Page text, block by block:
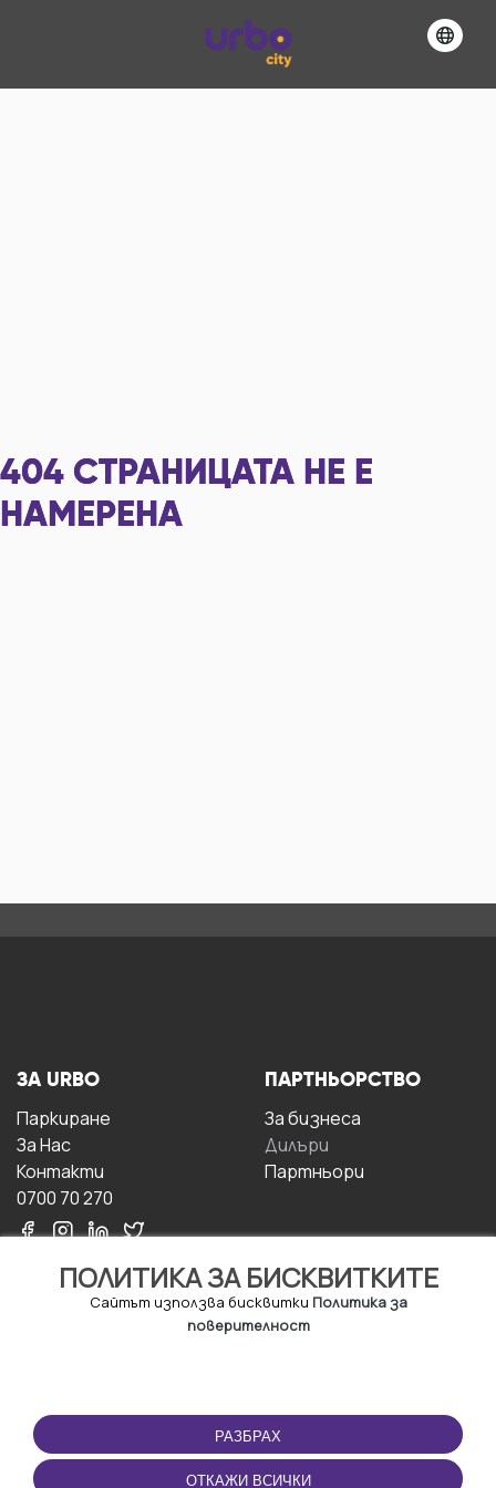
404 СТРАНИЦАТА НЕ Е
НАМЕРЕНА
ПОЛИТИКА ЗА БИСКВИТКИТЕ
Сайтът използва бисквитки Политика за
поверителност
РАЗБРАХ
ОТКАЖИ ВСИЧКИ
ЗА URBO
Паркиране
За Hас
Контакти
0700 70 270
ПАРТНЬОРСТВО
За бизнесa
Дилъри
Партньори
ПОЛЗВАНЕ
Правила и условия за
ползване
ПРИЛОЖЕНИЕТО